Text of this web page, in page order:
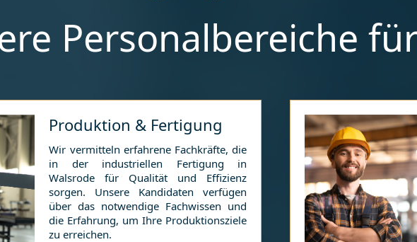
Personalbereiche
Produktion & Fertigung
Wir vermitteln erfahrene Fachkräfte, die
in der industriellen Fertigung in
Walsrode für Qualität und Effizienz
sorgen. Unsere Kandidaten verfügen
über das notwendige Fachwissen und
die Erfahrung, um Ihre Produktionsziele
zu erreichen.